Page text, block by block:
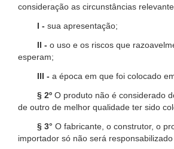
consideração as circunstâncias
I - sua apresentação;
II - o uso e os riscos que
esperam;
III - a época em que foi colocado
§ 2º O produto não é considerado
de outro de melhor qualidade ter sido
§ 3° O fabricante, o construtor, o
importador só não será